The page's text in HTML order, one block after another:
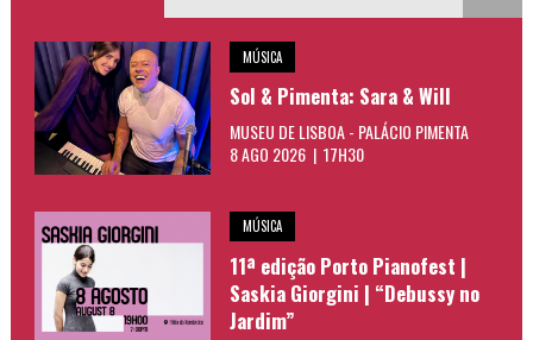
MÚSICA
Sol & Pimenta: Sara & Will
MUSEU DE LISBOA - PALÁCIO PIMENTA
8 AGO 2026 | 17H30
MÚSICA
11ª edição Porto Pianofest |
Saskia Giorgini | “Debussy no
Jardim”